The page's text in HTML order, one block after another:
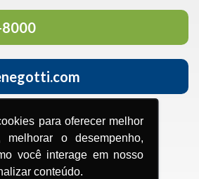
para oferecer melhor
melhorar o desempenho,
você interage em nosso
conteúdo.